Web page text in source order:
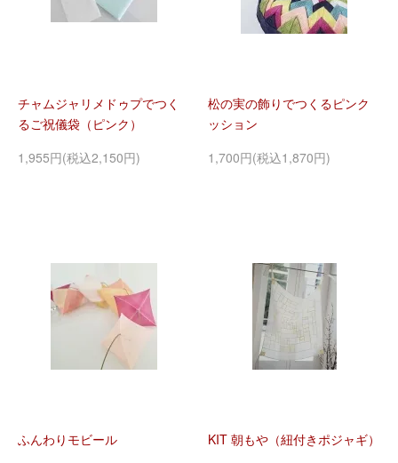
チャムジャリメドゥプでつく
るご祝儀袋（ピンク）
1,955円(税込2,150円)
松の実の飾りでつくるピンク
ッション
1,700円(税込1,870円)
ふんわりモビール
KIT 朝もや（紐付きポジャギ）